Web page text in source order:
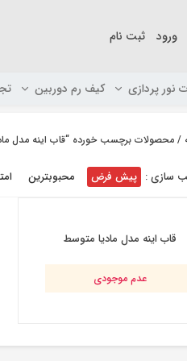
ورود ثبت نام
نور پردازی کیف رم دوربین
/ محصولات برچسب خورده “قاب اینه مدل
سازی : پیش فرض محبوبترین
قاب اینه مدل مادیا متوسط
عدم موجودی